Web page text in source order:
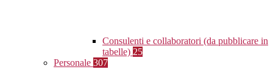
Consulenti e collaboratori (da pubblicare in
tabelle) 25
Personale 307